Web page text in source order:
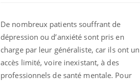
De nombreux patients souffrant de
dépression ou d’anxiété sont pris en
charge par leur généraliste, car ils ont un
accès limité, voire inexistant, à des
professionnels de santé mentale. Pour
Bébés, jeunes enfants :
quelle trousse à
pharmacie pour les